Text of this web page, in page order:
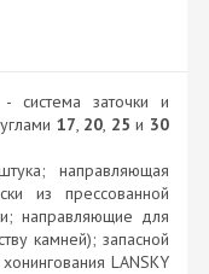
- система заточки и
17, 20, 25 и 30
направляющая
из прессованной
направляющие для
камней); запасной
LANSKY